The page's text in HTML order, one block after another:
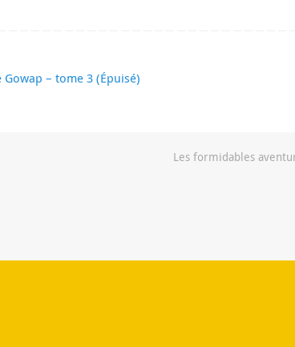
Gowap – tome 3 (Épuisé)
Les formidables